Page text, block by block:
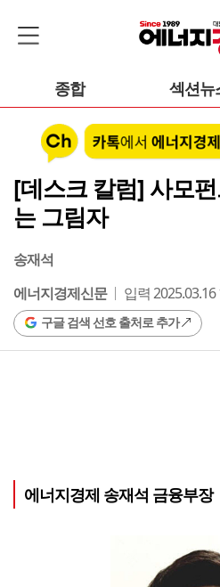
종합 섹션뉴
[데스크 칼럼] 사모
는 그림자
송재석
에너지경제신문
입력 2025.03.16
구글 검색 선호 출처로 추가
에너지경제 송재석 금융부장